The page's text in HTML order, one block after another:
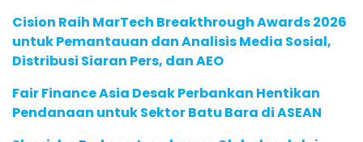
Cision Raih MarTech Breakthrough Awards 2026
untuk Pemantauan dan Analisis Media Sosial,
Distribusi Siaran Pers, dan AEO
Fair Finance Asia Desak Perbankan Hentikan
Pendanaan untuk Sektor Batu Bara di ASEAN